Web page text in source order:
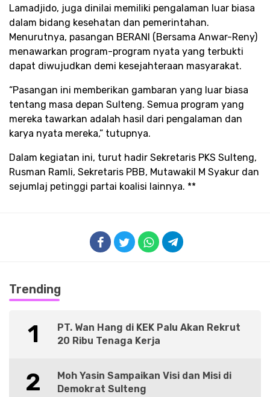
Lamadjido, juga dinilai memiliki pengalaman luar biasa
dalam bidang kesehatan dan pemerintahan.
Menurutnya, pasangan BERANI (Bersama Anwar-Reny)
menawarkan program-program nyata yang terbukti
dapat diwujudkan demi kesejahteraan masyarakat.
“Pasangan ini memberikan gambaran yang luar biasa
tentang masa depan Sulteng. Semua program yang
mereka tawarkan adalah hasil dari pengalaman dan
karya nyata mereka,” tutupnya.
Dalam kegiatan ini, turut hadir Sekretaris PKS Sulteng,
Rusman Ramli, Sekretaris PBB, Mutawakil M Syakur dan
sejumlaj petinggi partai koalisi lainnya. **
Trending
1
PT. Wan Hang di KEK Palu Akan Rekrut
20 Ribu Tenaga Kerja
2
Moh Yasin Sampaikan Visi dan Misi di
Demokrat Sulteng